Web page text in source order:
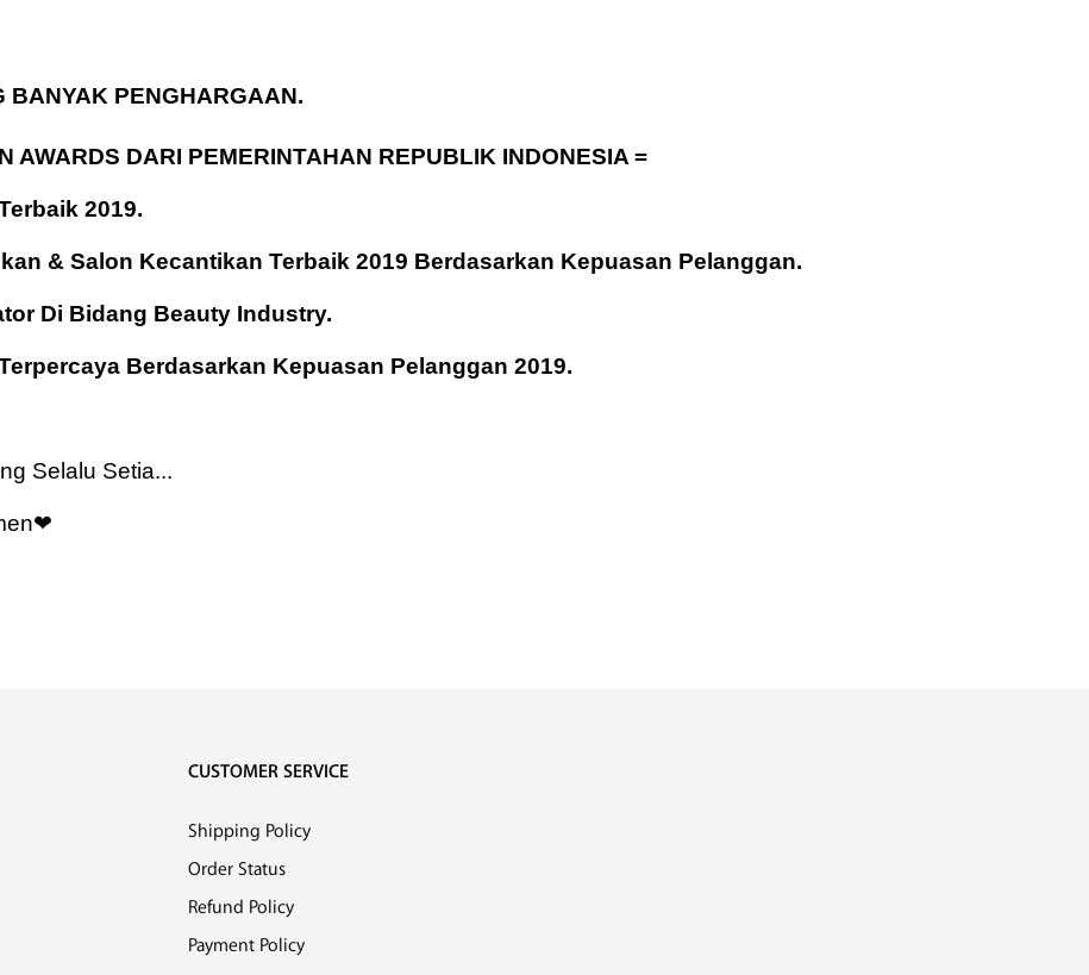
PENGHARGAAN.
AWARDS DARI PEMERINTAHAN REPUBLIK INDONESIA =
2019.
& Salon Kecantikan Terbaik 2019 Berdasarkan Kepuasan Pelanggan.
Di Bidang Beauty Industry.
Berdasarkan Kepuasan Pelanggan 2019.
Selalu Setia...
❤
CUSTOMER SERVICE
Shipping Policy
Order Status
Refund Policy
Payment Policy